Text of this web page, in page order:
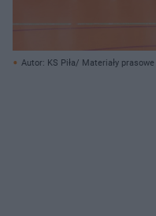
Autor: KS Piła/ Materiały prasowe